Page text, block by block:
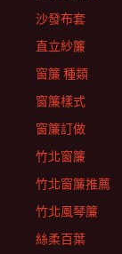
沙發布套
直立紗簾
窗簾 種類
窗簾樣式
窗簾訂做
竹北窗簾
竹北窗簾推薦
竹北風琴簾
絲柔百葉